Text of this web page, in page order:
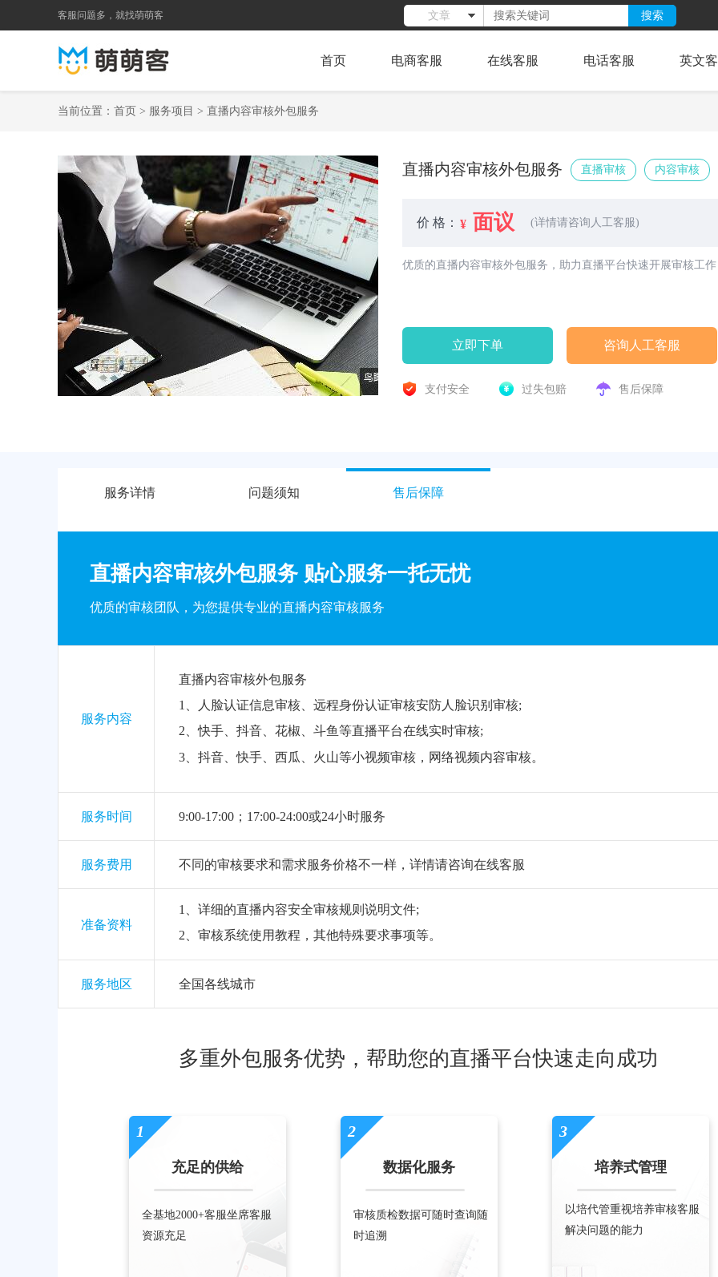
客服问题多，就找萌萌客 文章 搜索
首页 电商客服 在线客服 电话客服 英文
当前位置： 首页 > 服务项目 > 直播内容审核外包服务
直播内容审核外包服务 直播审核 内容审核
价 格： 面议 (详情请咨询人工客服)
优质的直播内容审核外包服务，助力直播平台快速开展审核工
立即下单 咨询人工客服
支付安全 过失包赔 售后保障
服务详情 问题须知 售后保障
直播内容审核外包服务 贴心服务一托无忧
优质的审核团队，为您提供专业的直播内容审核服务
服务内容
直播内容审核外包服务
1、人脸认证信息审核、远程身份认证审核安防人脸识别审核;
2、快手、抖音、花椒、斗鱼等直播平台在线实时审核;
3、抖音、快手、西瓜、火山等小视频审核，网络视频内容审核。
服务时间 9:00-17:00；17:00-24:00或24小时服务
服务费用 不同的审核要求和需求服务价格不一样，详情请咨询在线客服
准备资料
1、详细的直播内容安全审核规则说明文件;
2、审核系统使用教程，其他特殊要求事项等。
服务地区 全国各线城市
多重外包服务优势，帮助您的直播平台快速走向成功
1
充足的供给
全基地2000+客服坐席客服
资源充足
2
数据化服务
审核质检数据可随时查询随
时追溯
3
培养式管理
以培代管重视培养审核客服
解决问题的能力